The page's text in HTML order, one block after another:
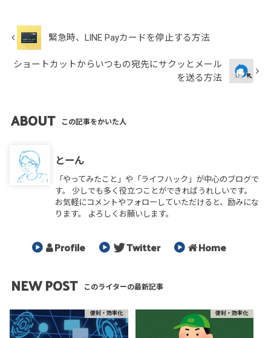
緊急時、LINE Payカードを停止する方法
ショートカットからいつもの宛先にサクッとメール
を送る方法
ABOUT この記事をかいた人
とーん
「やってみたこと」や「ライフハック」が中心のブログで
す。 少しでも多く役立つことができればうれしいです。
お気軽にコメントやフォローしていただけると、励みにな
ります。 よろしくお願いします。
Profile Twitter Home
NEW POST このライターの最新記事
便利・効率化 便利・効率化